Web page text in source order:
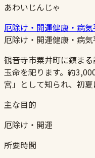
あわいじんじゃ
厄除け・開運健康・病
厄除け・開運健康・病
観音寺市粟井町に鎮ま
玉命を祀ります。約
宮」として知られ、初夏
主な目的
厄除け・開運
所要時間